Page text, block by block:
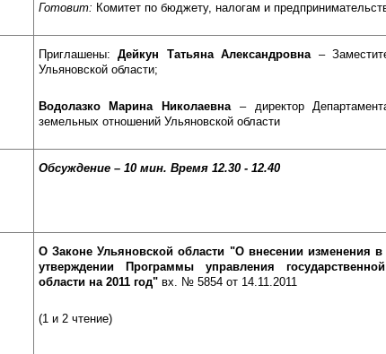
Готовит: Комитет по бюджету, налогам и
Приглашены:Дейкун Татьяна Александровна –
Ульяновской области;
Водолазко Марина Николаевна – директор
земельных отношений Ульяновской области
Обсуждение – 10 мин. Время 12.30 - 12.40
О Законе Ульяновской области "О внесении изменения
утверждении Программы управления
области на 2011 год" вх. № 5854 от 14.11.2011
(1 и 2 чтение)